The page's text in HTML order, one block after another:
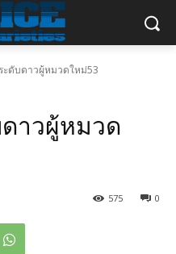
ะดับดาวผู้หมวดใหม่53
าวผู้หมวด
0
575